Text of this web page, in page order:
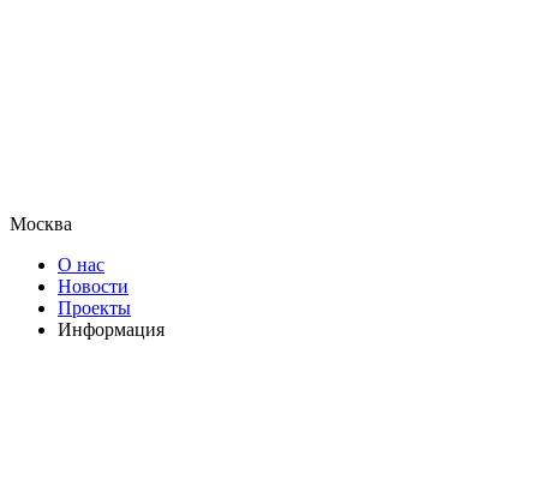
Москва
О нас
Новости
Проекты
Информация